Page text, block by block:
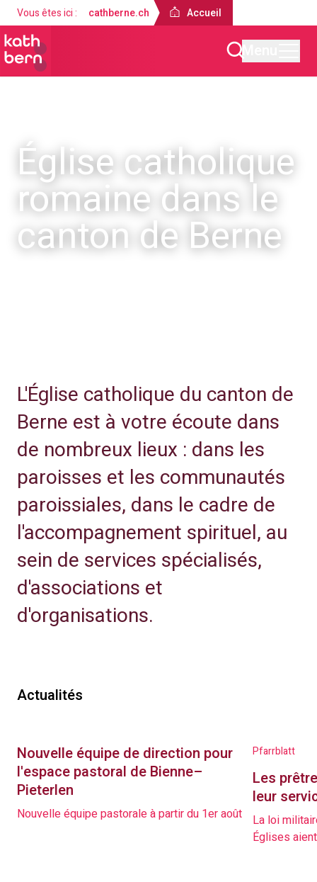
Vous êtes ici : cathberne.ch Accueil
Église catholique
romaine dans le
canton de Berne
L'Église catholique du canton de
Berne est à votre écoute dans
de nombreux lieux : dans les
paroisses et les communautés
paroissiales, dans le cadre de
l'accompagnement spirituel, au
sein de services spécialisés,
d'associations et
d'organisations.
Actualités
Nouvelle équipe de direction pour
l'espace pastoral de Bienne–
Pieterlen
Nouvelle équipe pastorale à partir du 1er août
Pfarrblatt
Les
leur
La loi
Églises